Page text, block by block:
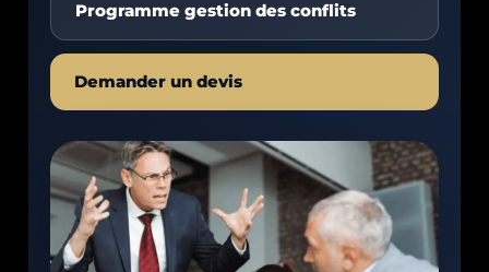
Programme gestion des conflits
Demander un devis